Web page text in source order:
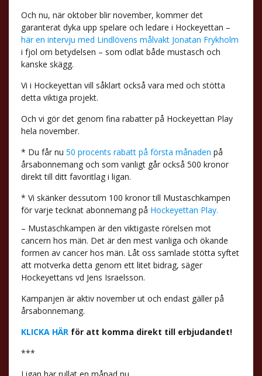
Och nu, när oktober blir november, kommer det
garanterat dyka upp spelare och ledare i Hockeyettan –
här en intervju med Lindlövens målvakt Jonatan Frykholm
i fjol om betydelsen – som odlat både mustasch och
kanske skägg.
Vi i Hockeyettan vill såklart också vara med och stötta
detta viktiga projekt.
Och vi gör det genom fina rabatter på Hockeyettan Play
hela november.
* Du får nu 50 procents rabatt på första månaden på
årsabonnemang och som vanligt går också 500 kronor
direkt till ditt favoritlag i ligan.
* Vi skänker dessutom 100 kronor till Mustaschkampen
för varje tecknat abonnemang på Hockeyettan Play.
– Mustaschkampen är den viktigaste rörelsen mot
cancern hos män. Det är den mest vanliga och ökande
formen av cancer hos män. Låt oss samlade stötta syftet
att motverka detta genom ett litet bidrag, säger
Hockeyettans vd Jens Israelsson.
Kampanjen är aktiv november ut och endast gäller på
årsabonnemang.
KLICKA HÄRför att komma direkt till erbjudandet!
***